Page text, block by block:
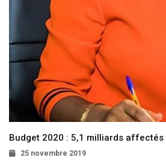
Budget 2020 : 5,1 milliards
25 novembre 2019